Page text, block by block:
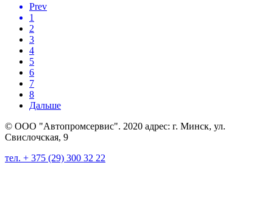
Prev
1
2
3
4
5
6
7
8
Дальше
© ООО "Автопромсервис". 2020 адрес: г. Минск, ул.
Свислочская, 9
тел. + 375 (29) 300 32 22